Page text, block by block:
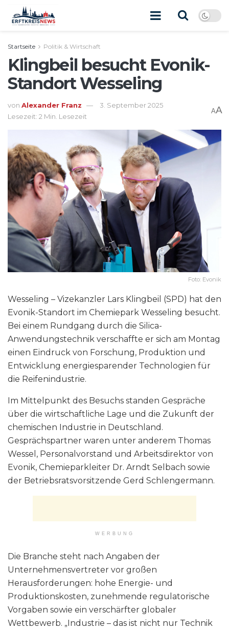
Startseite Politik & Wirtschaft
Klingbeil besucht Evonik-
Standort Wesseling
von Alexander Franz
3. September 2025
Lesezeit: 2 Min. Lesezeit
AA
Foto: Evonik
Wesseling – Vizekanzler Lars Klingbeil (SPD) hat den
Evonik-Standort im Chemiepark Wesseling besucht.
Bei einem Rundgang durch die Silica-
Anwendungstechnik verschaffte er sich am Montag
einen Eindruck von Forschung, Produktion und
Entwicklung energiesparender Technologien für
die Reifenindustrie.
Im Mittelpunkt des Besuchs standen Gespräche
über die wirtschaftliche Lage und die Zukunft der
chemischen Industrie in Deutschland.
Gesprächspartner waren unter anderem Thomas
Wessel, Personalvorstand und Arbeitsdirektor von
Evonik, Chemieparkleiter Dr. Arndt Selbach sowie
der Betriebsratsvorsitzende Gerd Schlengermann.
WERBUNG
Die Branche steht nach Angaben der
Unternehmensvertreter vor großen
Herausforderungen: hohe Energie- und
Produktionskosten, zunehmende regulatorische
Vorgaben sowie ein verschärfter globaler
Wettbewerb. „Industrie – das ist nicht nur Technik